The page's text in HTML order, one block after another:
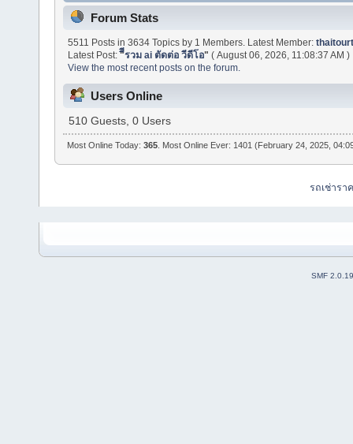
Forum Stats
5511 Posts in 3634 Topics by 1 Members. Latest Member:
Latest Post:"ีีรวม ai ตัดต่อ วีดีโอ" ( August 06, 2026, 11:08:37 AM )
View the most recent posts on the forum.
Users Online
510 Guests, 0 Users
Most Online Today:365 . Most Online Ever: 1401 (February 24, 2025,
รถเช่าร
SMF 2.0.19